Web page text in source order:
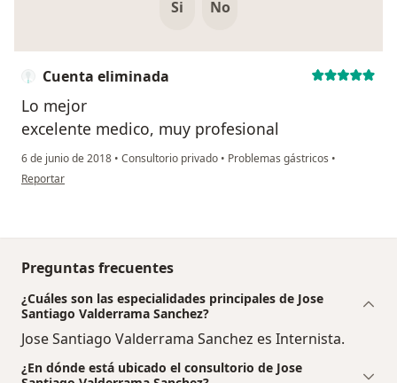
Si No
Cuenta eliminada
Lo mejor
excelente medico, muy profesional
6 de junio de 2018 • Consultorio privado • Problemas gástricos •
en opinión del usuario Cuenta eliminada
Reportar
Preguntas frecuentes
¿Cuáles son las especialidades principales de Jose
Santiago Valderrama Sanchez?
Jose Santiago Valderrama Sanchez es Internista.
¿En dónde está ubicado el consultorio de Jose